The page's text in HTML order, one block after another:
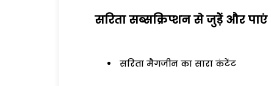
सरिता सब्सक्रिप्शन से जुड़ेें और पाएं
सरिता मैगजीन का सारा कंटेंट